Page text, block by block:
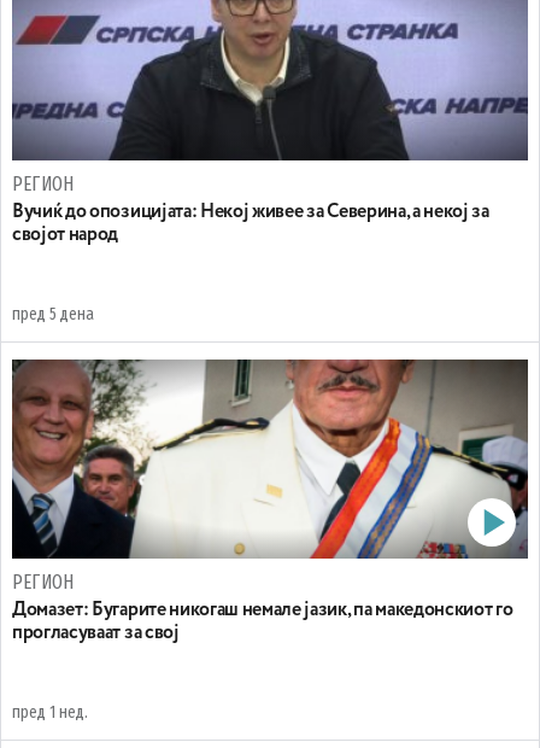
РЕГИОН
Вучиќ до опозицијата: Некој живее за Северина, а некој за
својот народ
пред 5 дена
РЕГИОН
Домазет: Бугарите никогаш немале јазик, па македонскиот го
прогласуваат за свој
пред 1 нед.